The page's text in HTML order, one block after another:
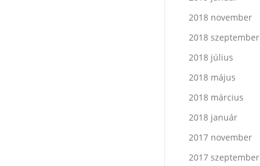
2018 november
2018 szeptember
2018 július
2018 május
2018 március
2018 január
2017 november
2017 szeptember